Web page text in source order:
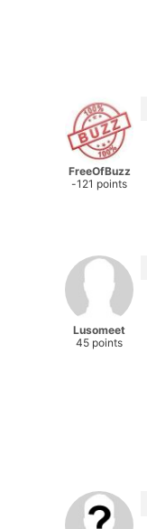
FreeOfBuzz
-121 points
Lusomeet
45 points